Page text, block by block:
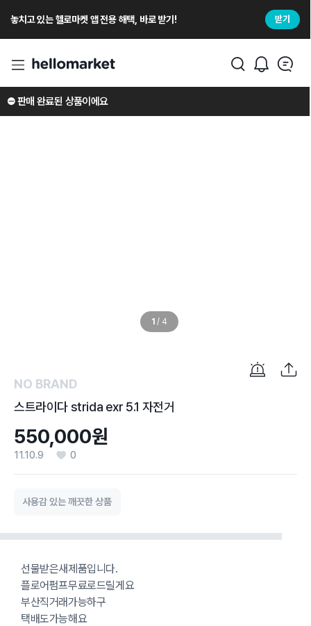
놓치고 있는 헬로마켓 앱 전용 해택, 바로 받기! 받기
1 / 4
⛔️ 판매 완료된 상품이에요
NO BRAND
스트라이다 strida exr 5.1 자전거
550,000원
11.10.9 0
사용감 있는 깨끗한 상품
선물받은새제품입니다.
플로어펌프무료로드릴게요
부산직거래가능하구
택배도가능해요